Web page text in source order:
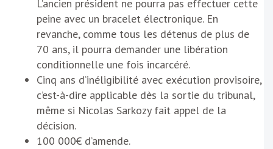
L’ancien président ne pourra pas effectuer cette
peine avec un bracelet électronique. En
revanche, comme tous les détenus de plus de
70 ans, il pourra demander une libération
conditionnelle une fois incarcéré.
Cinq ans d’inéligibilité avec exécution provisoire,
c’est-à-dire applicable dès la sortie du tribunal,
même si Nicolas Sarkozy fait appel de la
décision.
100 000€ d’amende.